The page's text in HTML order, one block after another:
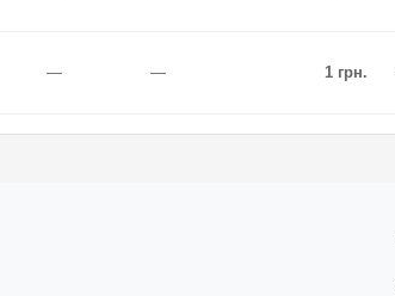
— — 1 грн.